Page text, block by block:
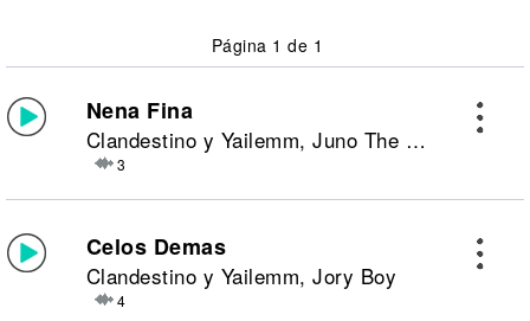
Página 1 de 1
Nena Fina
Clandestino y Yailemm, Juno The Hitmaker
3
Celos Demas
Clandestino y Yailemm, Jory Boy
4